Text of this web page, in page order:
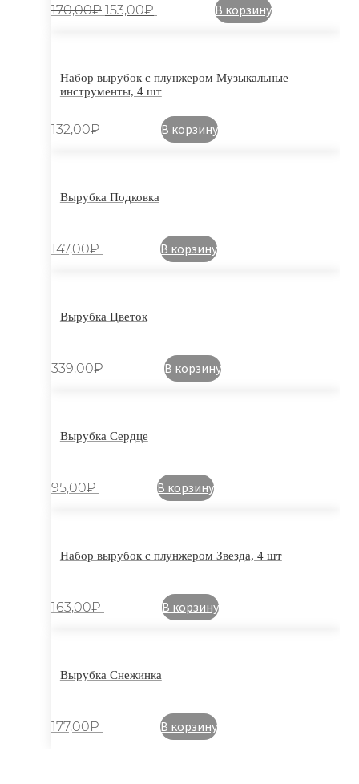
170,00₽ 153,00₽ В корзину
Набор вырубок с плунжером Музыкальные
инструменты, 4 шт
132,00₽ В корзину
Вырубка Подковка
147,00₽ В корзину
Вырубка Цветок
339,00₽ В корзину
Вырубка Сердце
95,00₽ В корзину
Набор вырубок с плунжером Звезда, 4 шт
163,00₽ В корзину
Вырубка Снежинка
177,00₽ В корзину